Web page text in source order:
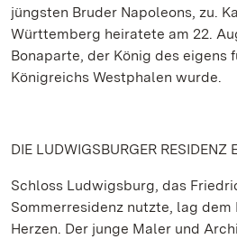
jüngsten Bruder Napoleons, zu.
Württemberg heiratete am 22.
Bonaparte, der König des eigens
Königreichs Westphalen wurde.
DIE LUDWIGSBURGER RESIDENZ
Schloss Ludwigsburg, das
Sommerresidenz nutzte, lag dem
Herzen. Der junge Maler und